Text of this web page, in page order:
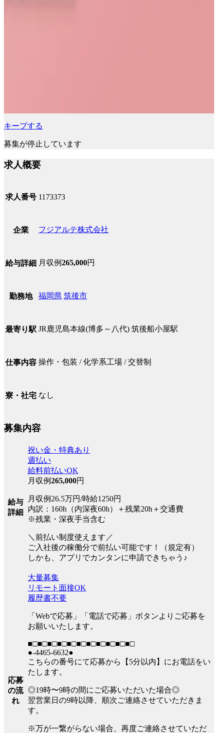
キープする
募集が停止しています
求人概要
求人番号 1173373
企業 フジアルテ株式会社
給与詳細 月収例265,000円
勤務地 福岡県 筑後市
最寄り駅 JR鹿児島本線(博多～八代) 筑後船小屋駅
仕事内容 操作・包装 / 化学系工場 / 交替制
寮・社宅 なし
募集内容
給与
詳細
祝い金・特典あり
週払い
給料前払いOK
月収例265,000円
月収例26.5万円/時給1250円
内訳：160h（内深夜60h）＋残業20h＋交通費
※残業・深夜手当含む
＼前払い制度使えます／
ご入社後の稼働分で前払い可能です！（規定有）
しかも、アプリでカンタンに申請できちゃう♪
応募
の流
れ
大量募集
リモート面接OK
履歴書不要
「Webで応募」「電話で応募」ボタンよりご応募を
お願いいたします。
■□■□■□■□■□■□■□■□■□■□■□
●-4465-6632●
こちらの番号にて応募から【5分以内】にお電話をい
たします。
◎19時〜9時の間にご応募いただいた場合◎
翌営業日の9時以降、順次ご連絡させていただきま
す。
※万が一繋がらない場合、再度ご連絡させていただ